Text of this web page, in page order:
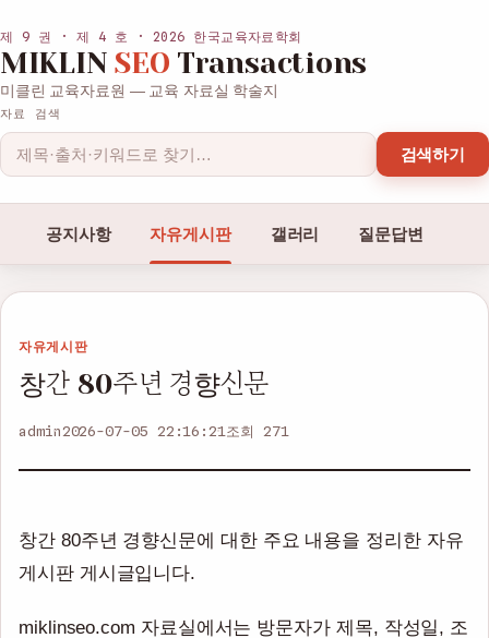
제 9 권 · 제 4 호 · 2026 한국교육자료학회
MIKLINSEO Transactions
미클린 교육자료원 — 교육 자료실 학술지
자료 검색
검색하기
공지사항 자유게시판 갤러리 질문답변
자유게시판
창간 80주년 경향신문
admin2026-07-05 22:16:21 조회 271
창간 80주년 경향신문에 대한 주요 내용을 정리한 자유
게시판 게시글입니다.
miklinseo.com 자료실에서는 방문자가 제목, 작성일, 조